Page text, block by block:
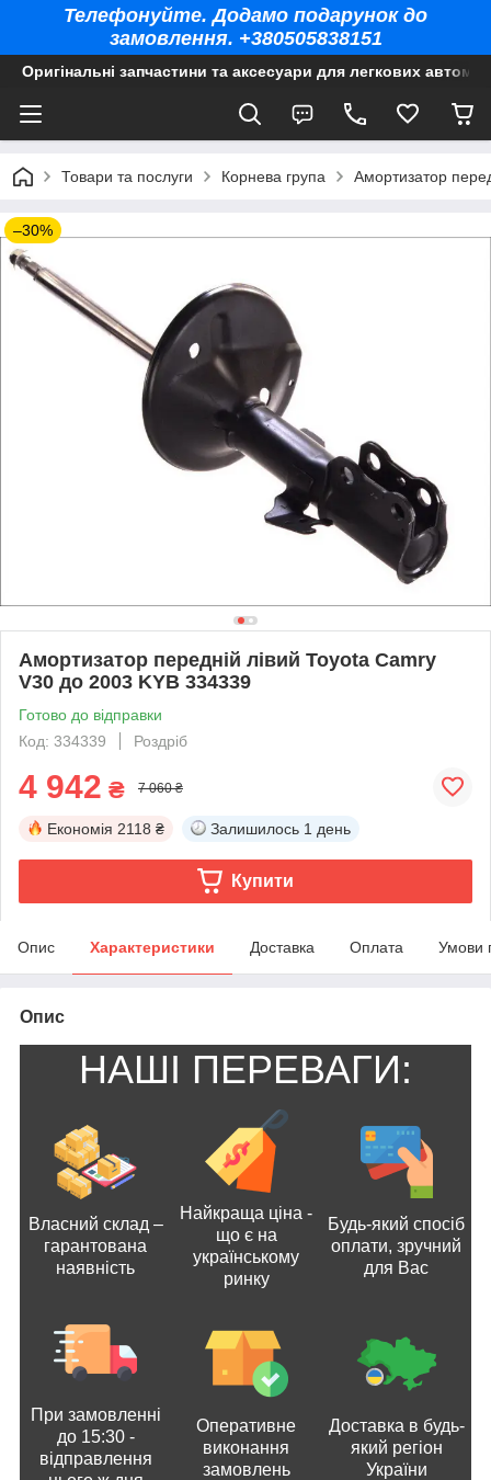
Телефонуйте. Додамо подарунок до
замовлення. +380505838151
Оригінальні запчастини та аксесуари для легкових
Товари та послуги Корнева група Амортизатор
–30%
Амортизатор передній лівий Toyota Camry
V30 до 2003 KYB 334339
Готово до відправки
Код: 334339
Роздріб
4 942 ₴ 7 060 ₴
Економія 2118 ₴ Залишилось 1 день
Купити
Опис Характеристики Доставка Оплата Умови
Опис
НАШІ ПЕРЕВАГИ:
Власний склад –
гарантована
наявність
Найкраща ціна -
що є на
українському
ринку
Будь-який спосіб
оплати, зручний
для Вас
При замовленні
до 15:30 -
відправлення
Оперативне
виконання
замовлень
Доставка в будь-
який регіон
України